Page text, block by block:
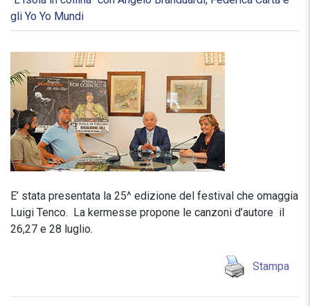
gli Yo Yo Mundi
E’ stata presentata la 25^ edizione del festival che omaggia
Luigi Tenco. La kermesse propone le canzoni d’autore il
26,27 e 28 luglio.
Stampa